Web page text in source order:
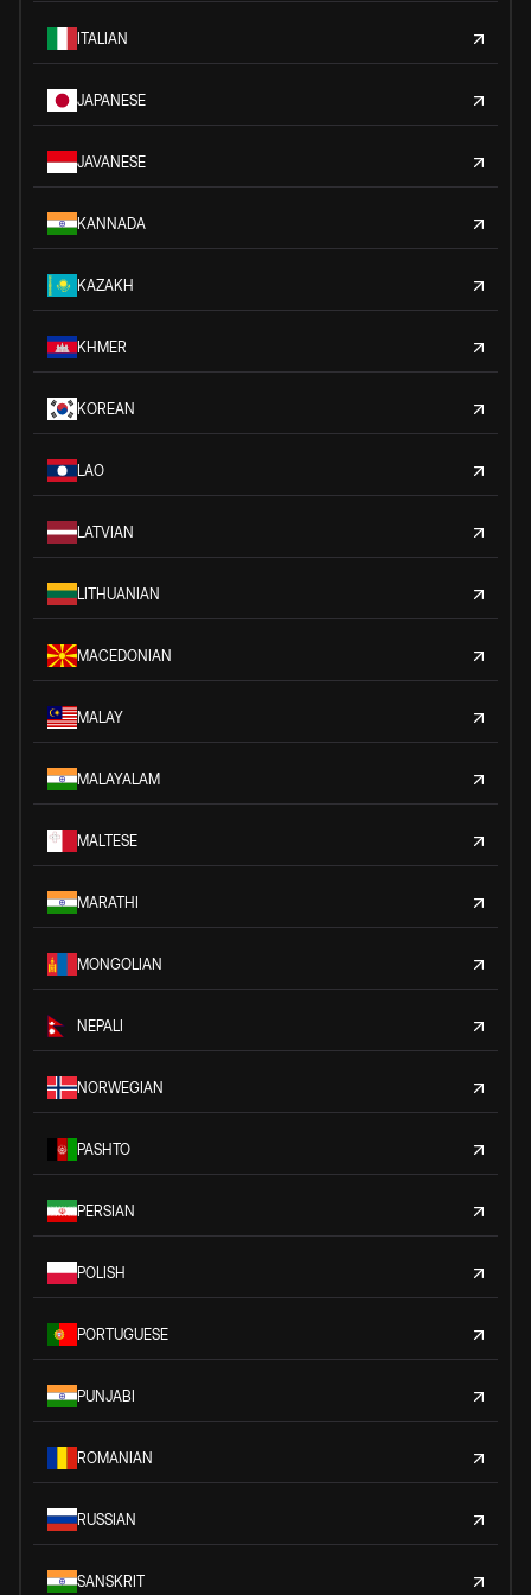
ITALIAN
JAPANESE
JAVANESE
KANNADA
KAZAKH
KHMER
KOREAN
LAO
LATVIAN
LITHUANIAN
MACEDONIAN
MALAY
MALAYALAM
MALTESE
MARATHI
MONGOLIAN
NEPALI
NORWEGIAN
PASHTO
PERSIAN
POLISH
PORTUGUESE
PUNJABI
ROMANIAN
RUSSIAN
SANSKRIT